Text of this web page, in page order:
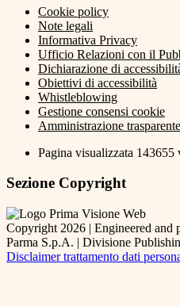
Cookie policy
Note legali
Informativa Privacy
Ufficio Relazioni con il
Dichiarazione di
Obiettivi di accessibilità
Whistleblowing
Gestione consensi cookie
Amministrazione trasparente
Pagina visualizzata 143655
Sezione Copyright
Copyright 2026 | Engineered and
Parma S.p.A. | Divisione
Disclaimer trattamento dati